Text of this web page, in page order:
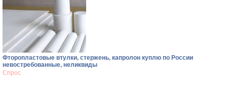
Фторопластовые втулки, стержень, капролон куплю по России
невостребованные, неликвиды
Спрос